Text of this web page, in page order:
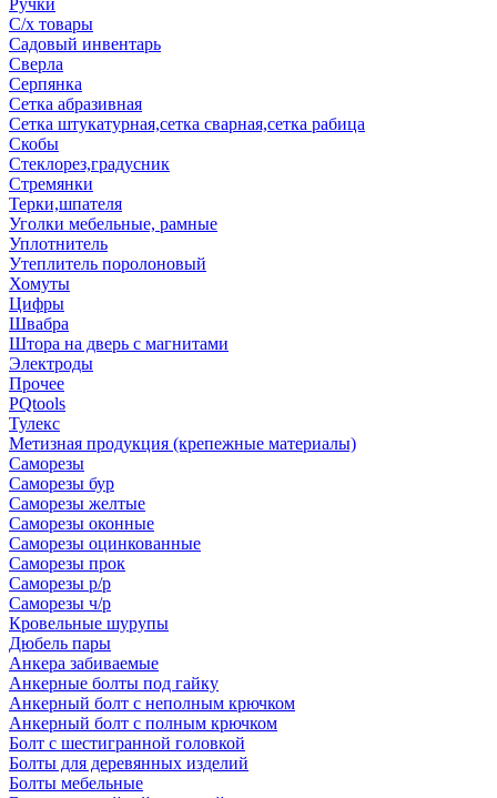
Ручки
С/х товары
Садовый инвентарь
Сверла
Серпянка
Сетка абразивная
Сетка штукатурная,сетка сварная,сетка рабица
Скобы
Стеклорез,градусник
Стремянки
Терки,шпателя
Уголки мебельные, рамные
Уплотнитель
Утеплитель поролоновый
Хомуты
Цифры
Швабра
Штора на дверь с магнитами
Электроды
Прочее
PQtools
Тулекс
Метизная продукция (крепежные материалы)
Саморезы
Саморезы бур
Саморезы желтые
Саморезы оконные
Саморезы оцинкованные
Саморезы прок
Саморезы р/р
Саморезы ч/р
Кровельные шурупы
Дюбель пары
Анкера забиваемые
Анкерные болты под гайку
Анкерный болт с неполным крючком
Анкерный болт с полным крючком
Болт с шестигранной головкой
Болты для деревянных изделий
Болты мебельные